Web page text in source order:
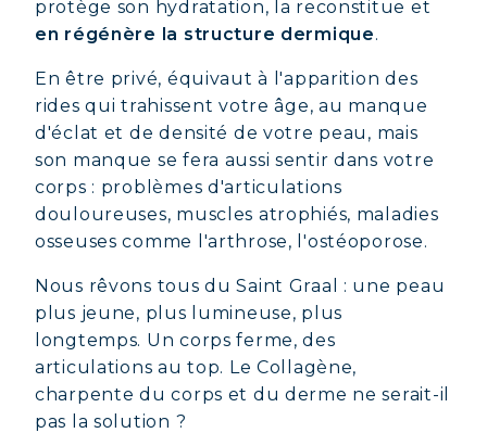
protège son hydratation, la reconstitue et
en régénère la structure dermique.
En être privé, équivaut à l'apparition des
rides qui trahissent votre âge, au manque
d'éclat et de densité de votre peau, mais
son manque se fera aussi sentir dans votre
corps : problèmes d'articulations
douloureuses, muscles atrophiés, maladies
osseuses comme l'arthrose, l'ostéoporose.
Nous rêvons tous du Saint Graal : une peau
plus jeune, plus lumineuse, plus
longtemps. Un corps ferme, des
articulations au top. Le Collagène,
charpente du corps et du derme ne serait-il
pas la solution ?